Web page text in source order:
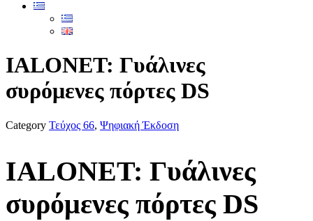
IALONET: Γυάλινες
συρόμενες πόρτες DS
Category Τεύχος 66, Ψηφιακή Έκδοση
IALONET: Γυάλινες
συρόμενες πόρτες DS